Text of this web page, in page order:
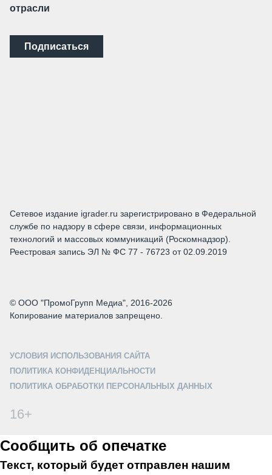
отрасли
Подписаться
Сетевое издание igrader.ru зарегистрировано в Федеральной
службе по надзору в сфере связи, информационных
технологий и массовых коммуникаций (Роскомнадзор).
Реестровая запись ЭЛ № ФС 77 - 76723 от 02.09.2019
© ООО "ПромоГрупп Медиа", 2016-2026
Копирование материалов запрещено.
УСЛОВИЯ ИСПОЛЬЗОВАНИЯ САЙТА
ПОЛИТИКА КОНФИДЕНЦИАЛЬНОСТИ
ПОЛИТИКА ОБРАБОТКИ ПЕРСОНАЛЬНЫХ ДАННЫХ
16+
Сообщить об опечатке
Текст, который будет отправлен нашим